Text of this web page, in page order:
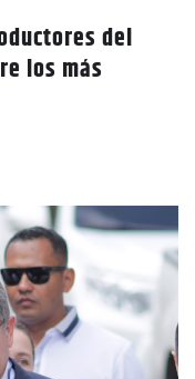
del
los más